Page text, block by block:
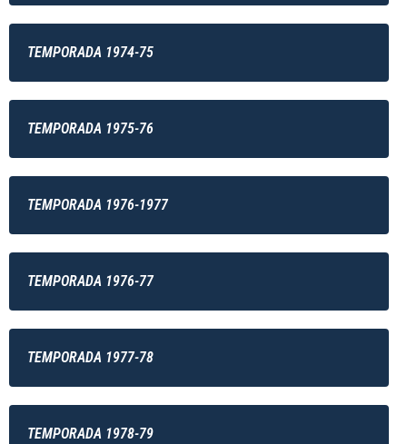
TEMPORADA 1974-75
TEMPORADA 1975-76
TEMPORADA 1976-1977
TEMPORADA 1976-77
TEMPORADA 1977-78
TEMPORADA 1978-79